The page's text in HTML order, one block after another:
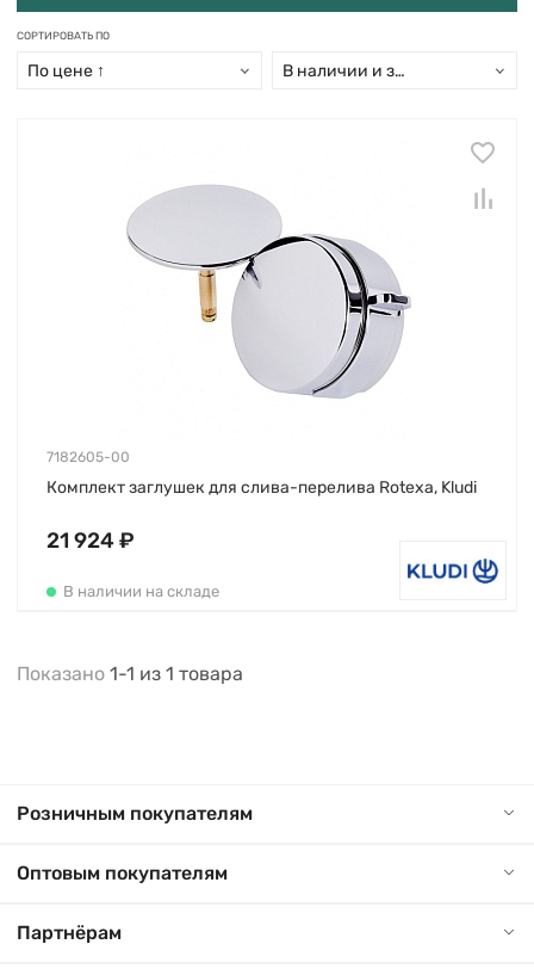
СОРТИРОВАТЬ ПО
По цене ↑ В наличии и заказ свыше 15 дн
7182605-00
Комплект заглушек для слива-перелива Rotexa, Kludi
21 924 ₽
В наличии на складе
Показано 1-1 из 1 товара
Розничным покупателям
Оптовым покупателям
Партнёрам